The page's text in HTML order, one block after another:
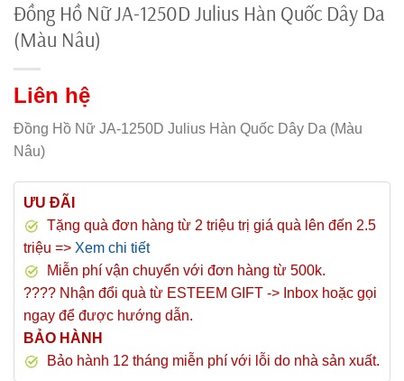
Đồng Hồ Nữ JA-1250D Julius Hàn Quốc Dây Da
(Màu Nâu)
Liên hệ
Đồng Hồ Nữ JA-1250D Julius Hàn Quốc Dây Da (Màu
Nâu)
ƯU ĐÃI
Tặng quà đơn hàng từ 2 triệu trị giá quà lên đến 2.5
triệu => Xem chi tiết
Miễn phí vận chuyển với đơn hàng từ 500k.
???? Nhận đổi quà từ ESTEEM GIFT -> Inbox hoặc gọi
ngay để được hướng dẫn.
BẢO HÀNH
Bảo hành 12 tháng miễn phí với lỗi do nhà sản xuất.